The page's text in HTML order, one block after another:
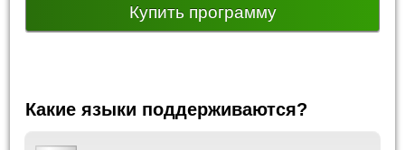
Купить программу
Какие языки поддерживаются?